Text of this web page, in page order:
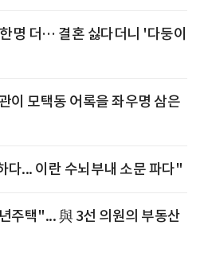
명 더… 결혼 싫다더니 '다둥이
이 모택동 어록을 좌우명 삼은
다... 이란 수뇌부내 소문 파다"
주택"... 與 3선 의원의 부동산